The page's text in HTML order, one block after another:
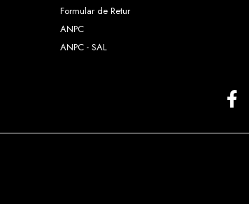
Formular de Retur
ANPC
ANPC - SAL